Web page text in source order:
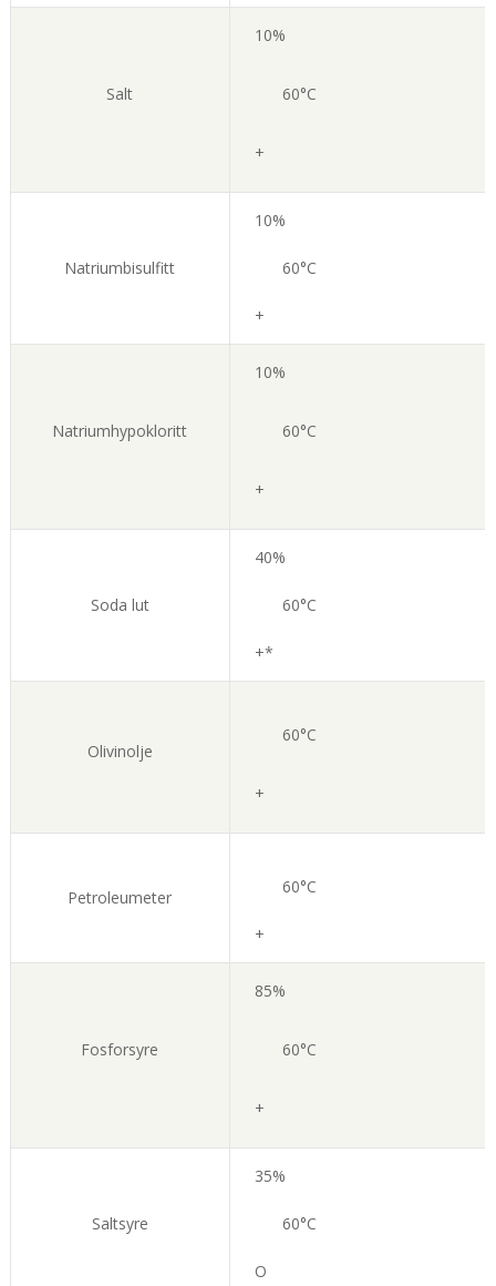
Salt
10%
60°C
+
Natriumbisulfitt
10%
60°C
+
Natriumhypokloritt
10%
60°C
+
Soda lut
40%
60°C
+*
Olivinolje
60°C
+
Petroleumeter
60°C
+
Fosforsyre
85%
60°C
+
Saltsyre
35%
60°C
O